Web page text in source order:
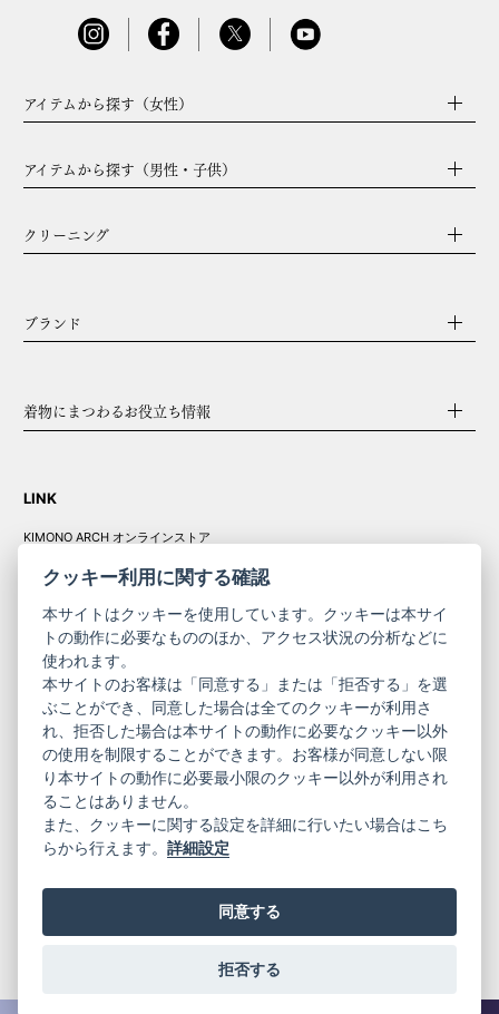
アイテムから探す（女性）
アイテムから探す（男性・子供）
クリーニング
ブランド
着物にまつわるお役立ち情報
LINK
KIMONO ARCH オンラインストア
コーポレート
サイト
きものやまと振
袖
サイト
ニュースレター
ご利用案内
お問い合わせ
プライバシーポリシー
特定商取引法に基づく表記
ご利用規約
© 2019 YAMATO CO, LTD.
クッキー利用に関する確認
本サイトはクッキーを使用しています。クッキーは本サイ
トの動作に必要なもののほか、アクセス状況の分析などに
使われます。
本サイトのお客様は「同意する」または「拒否する」を選
ぶことができ、同意した場合は全てのクッキーが利用さ
れ、拒否した場合は本サイトの動作に必要なクッキー以外
の使用を制限することができます。お客様が同意しない限
り本サイトの動作に必要最小限のクッキー以外が利用され
ることはありません。
また、クッキーに関する設定を詳細に行いたい場合はこち
らから行えます。詳細設定
同意する
拒否する